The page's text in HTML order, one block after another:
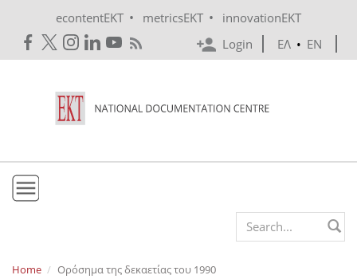
econtentEKT • metricsEKT •
innovationEKT
Login
ΕΛ • EN
Mission & Vision
Search form
Home Ορόσημα της δεκαετίας του 1990